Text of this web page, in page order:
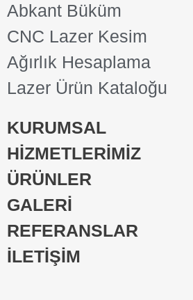
Abkant Büküm
CNC Lazer Kesim
Ağırlık Hesaplama
Lazer Ürün Kataloğu
KURUMSAL
HİZMETLERİMİZ
ÜRÜNLER
GALERİ
REFERANSLAR
İLETİŞİM